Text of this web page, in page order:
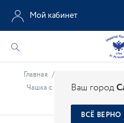
Ваш город
ВСЁ ВЕРНО
Мой кабинет
Главная /
Чашка с блюдцем чайная